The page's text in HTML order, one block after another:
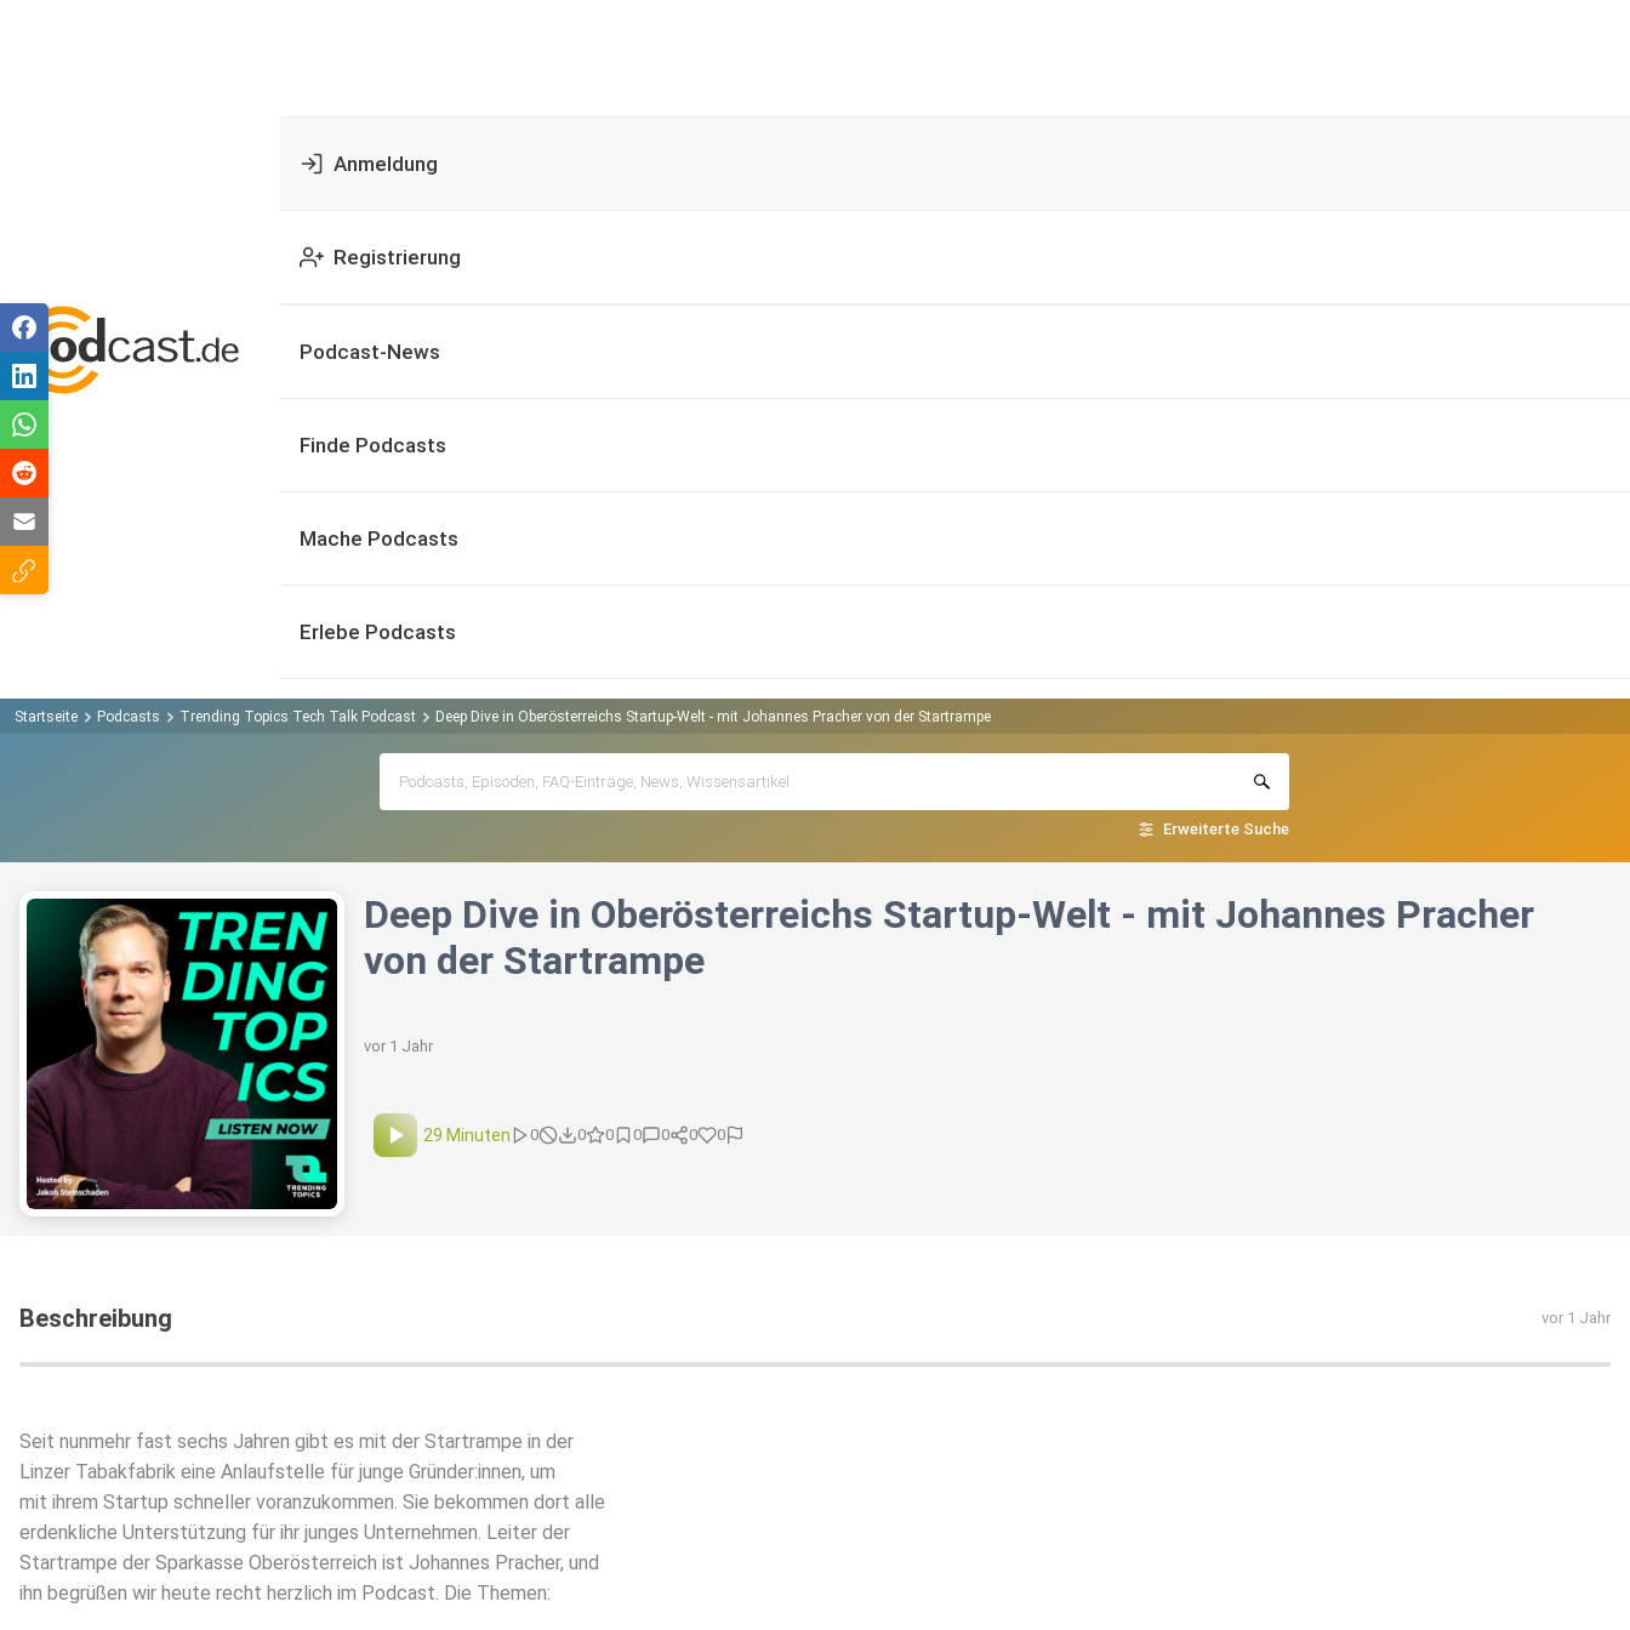
Anmeldung
Registrierung
Podcast-News
Finde Podcasts
Mache Podcasts
Erlebe Podcasts
Startseite Podcasts Trending Topics Tech Talk Podcast Deep Dive in Oberösterreichs Startup-Welt - mit Johannes Pracher von der Startrampe
Erweiterte Suche
Deep Dive in Oberösterreichs Startup-Welt - mit Johannes Pracher
von der Startrampe
vor 1 Jahr
29 Minuten 0 0 0 0 0 0 0
Beschreibung vor 1 Jahr
Seit nunmehr fast sechs Jahren gibt es mit der Startrampe in der
Linzer Tabakfabrik eine Anlaufstelle für junge Gründer:innen, um
mit ihrem Startup schneller voranzukommen. Sie bekommen dort alle
erdenkliche Unterstützung für ihr junges Unternehmen. Leiter der
Startrampe der Sparkasse Oberösterreich ist Johannes Pracher, und
ihn begrüßen wir heute recht herzlich im Podcast. Die Themen: